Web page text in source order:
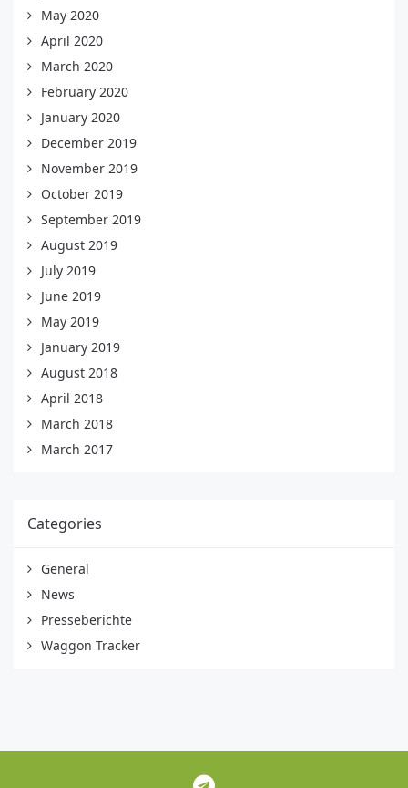
May 2020
April 2020
March 2020
February 2020
January 2020
December 2019
November 2019
October 2019
September 2019
August 2019
July 2019
June 2019
May 2019
January 2019
August 2018
April 2018
March 2018
March 2017
Categories
General
News
Presseberichte
Waggon Tracker